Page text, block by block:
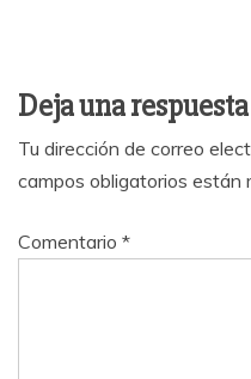
Deja una respuesta
Tu dirección de correo
campos obligatorios están
Comentario *